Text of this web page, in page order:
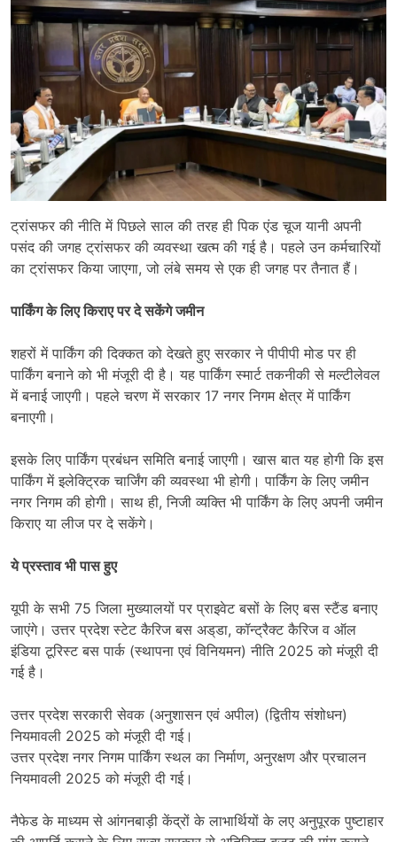
ट्रांसफर की नीति में पिछले साल की तरह ही पिक एंड चूज यानी अपनी
पसंद की जगह ट्रांसफर की व्यवस्था खत्म की गई है। पहले उन कर्मचारियों
का ट्रांसफर किया जाएगा, जो लंबे समय से एक ही जगह पर तैनात हैं।
पार्किंग के लिए किराए पर दे सकेंगे जमीन
शहरों में पार्किंग की दिक्कत को देखते हुए सरकार ने पीपीपी मोड पर ही
पार्किंग बनाने को भी मंजूरी दी है। यह पार्किंग स्मार्ट तकनीकी से मल्टीलेवल
में बनाई जाएगी। पहले चरण में सरकार 17 नगर निगम क्षेत्र में पार्किंग
बनाएगी।
इसके लिए पार्किंग प्रबंधन समिति बनाई जाएगी। खास बात यह होगी कि इस
पार्किंग में इलेक्ट्रिक चार्जिंग की व्यवस्था भी होगी। पार्किंग के लिए जमीन
नगर निगम की होगी। साथ ही, निजी व्यक्ति भी पार्किंग के लिए अपनी जमीन
किराए या लीज पर दे सकेंगे।
ये प्रस्ताव भी पास हुए
यूपी के सभी 75 जिला मुख्यालयों पर प्राइवेट बसों के लिए बस स्टैंड बनाए
जाएंगे। उत्तर प्रदेश स्टेट कैरिज बस अड्‌डा, कॉन्ट्रैक्ट कैरिज व ऑल
इंडिया टूरिस्ट बस पार्क (स्थापना एवं विनियमन) नीति 2025 को मंजूरी दी
गई है।
उत्तर प्रदेश सरकारी सेवक (अनुशासन एवं अपील) (द्वितीय संशोधन)
नियमावली 2025 को मंजूरी दी गई।
उत्तर प्रदेश नगर निगम पार्किंग स्थल का निर्माण, अनुरक्षण और प्रचालन
नियमावली 2025 को मंजूरी दी गई।
नैफेड के माध्यम से आंगनबाड़ी केंद्रों के लाभार्थियों के लए अनुपूरक पुष्टाहार